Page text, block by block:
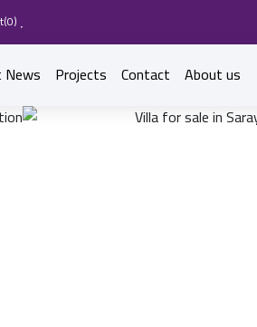
0)
About us
Contact
Projects